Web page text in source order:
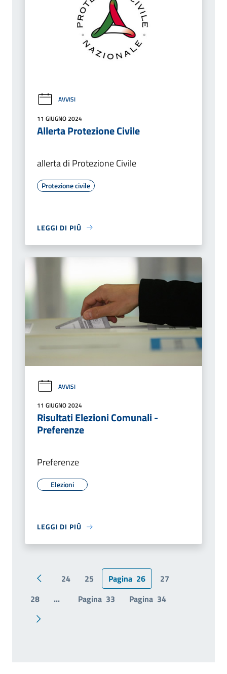
AVVISI
11 GIUGNO 2024
Allerta Protezione Civile
allerta di Protezione Civile
Protezione civile
LEGGI DI PIÙ
AVVISI
11 GIUGNO 2024
Risultati Elezioni Comunali -
Preferenze
Preferenze
Elezioni
LEGGI DI PIÙ
Pagina precedente
24 25 Pagina 26
27
28
... Pagina 33 Pagina 34
Pagina successiva